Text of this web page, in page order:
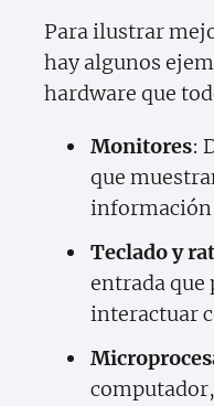
Para ilustrar
hay algunos
hardware que
Monitores:
que
información
Teclado y
entrada que
interactuar